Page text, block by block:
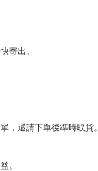
寄出。
，還請下單後準時取貨。
。